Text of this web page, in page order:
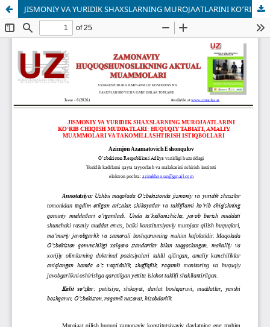
JISMONIY VA YURIDIK SHAXSLARNING MUROJAATLARINI KO‘RIB CHIQISH MUDDATLARI: HUQUQIY TABIATI, AMALIY MUAMMOLARI VA TAKOMILLASHTIRISH ISTIQBOLLARI